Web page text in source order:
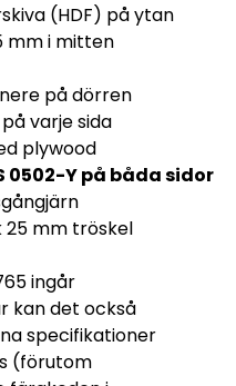
(HDF) på ytan
mm i mitten
på dörren
varje sida
plywood
0502-Y på båda sidor
25 mm tröskel
ingår
kan det också
specifikationer
(förutom